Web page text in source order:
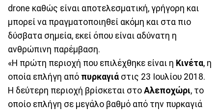
drone καθώς είναι αποτελεσματική, γρήγορη και
μπορεί να πραγματοποιηθεί ακόμη και στα πιο
δύσβατα σημεία, εκεί όπου είναι αδύνατη η
ανθρώπινη παρέμβαση.
«Η πρώτη περιοχή που επιλέχθηκε είναι η Κινέτα, η
οποία επλήγη από πυρκαγιά στις 23 Ιουλίου 2018.
Η δεύτερη περιοχή βρίσκεται στο Αλεποχώρι, το
οποίο επλήγη σε μεγάλο βαθμό από την πυρκαγιά